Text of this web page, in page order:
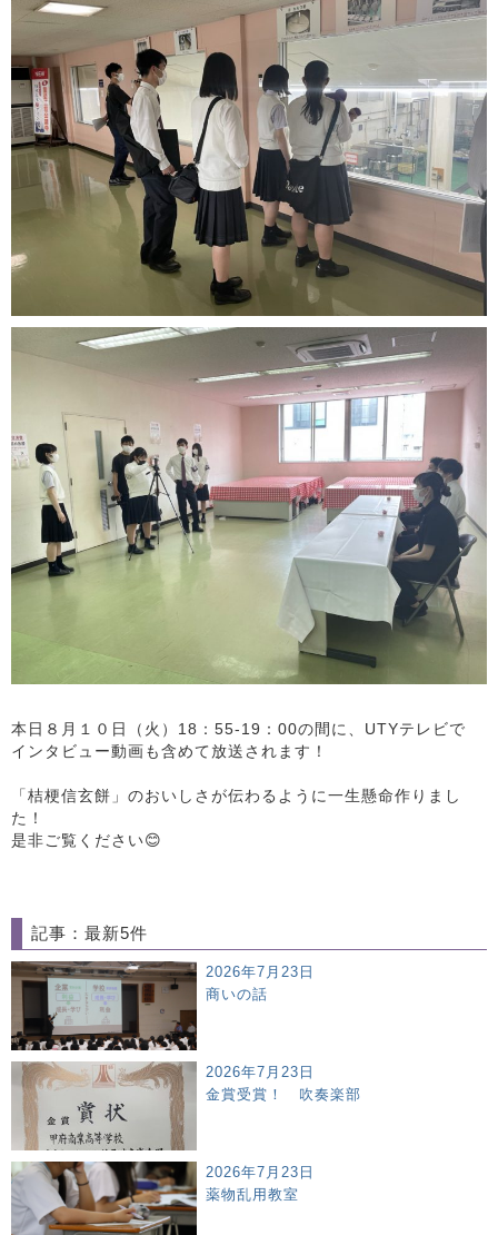
本日８月１０日（火）18：55-19：00の間に、UTYテレビで
インタビュー動画も含めて放送されます！
「桔梗信玄餅」のおいしさが伝わるように一生懸命作りまし
た！
是非ご覧ください😊
記事：最新5件
2026年7月23日
商いの話
2026年7月23日
金賞受賞！ 吹奏楽部
2026年7月23日
薬物乱用教室